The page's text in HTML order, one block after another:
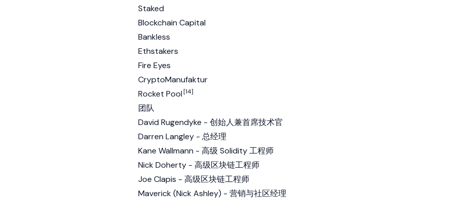
Staked
Blockchain Capital
Bankless
Ethstakers
Fire Eyes
CryptoManufaktur
Rocket Pool[14]
团队
David Rugendyke - 创始人兼首席技术官
Darren Langley - 总经理
Kane Wallmann - 高级 Solidity 工程师
Nick Doherty - 高级区块链工程师
Joe Clapis - 高级区块链工程师
Maverick (Nick Ashley) - 营销与社区经理